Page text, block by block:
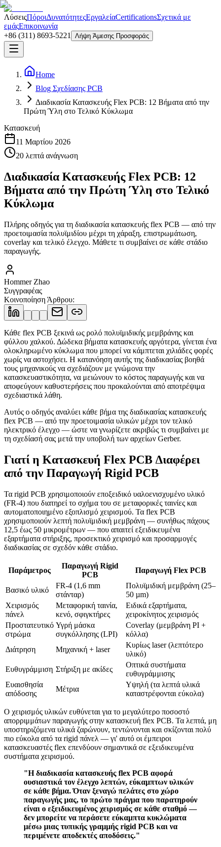
ΛύσειςΠόροιΔυνατότητεςΕργαλείαCertificationsΣχετικά με
εμάςΕπικοινωνία
+86 (311) 8693-5221
Λήψη Άμεσης Προσφοράς
Home
Blog Σχεδίασης PCB
Διαδικασία Κατασκευής Flex PCB: 12 Βήματα από την
Πρώτη Ύλη στο Τελικό Κύκλωμα
Κατασκευή
11 Μαρτίου 2026
20 λεπτά ανάγνωση
Διαδικασία Κατασκευής Flex PCB: 12
Βήματα από την Πρώτη Ύλη στο Τελικό
Κύκλωμα
Πλήρης οδηγός για τη διαδικασία κατασκευής flex PCB — από την
προετοιμασία πολυϊμιδίου μέχρι τη χάραξη, επιστρωμάτωση,
coverlay και τελικό έλεγχο. Μάθετε τι συμβαίνει σε κάθε στάδιο
παραγωγής.
Hommer Zhao
Συγγραφέας
Κοινοποίηση Άρθρου:
Κάθε flex PCB ξεκινά ως ρολό πολυϊμιδικής μεμβράνης και
φύλλου χαλκού. Δώδεκα βήματα κατασκευής αργότερα, γίνεται ένα
ολοκληρωμένο κύκλωμα που μπορεί να κάμπτεται χιλιάδες φορές
χωρίς να αστοχήσει. Η κατανόηση αυτής της διαδικασίας βοηθά
τους μηχανικούς να σχεδιάζουν με γνώμονα την
κατασκευαστικότητα, να μειώνουν το κόστος παραγωγής και να
αποφεύγουν καθυστερήσεις που προκαλούνται από αποτρέψιμα
σχεδιαστικά λάθη.
Αυτός ο οδηγός αναλύει κάθε βήμα της διαδικασίας κατασκευής
flex PCB — από την προετοιμασία υλικών μέχρι τον τελικό
ηλεκτρικό έλεγχο — ώστε να γνωρίζετε ακριβώς τι συμβαίνει με
τη σχεδίασή σας μετά την υποβολή των αρχείων Gerber.
Γιατί η Κατασκευή Flex PCB Διαφέρει
από την Παραγωγή Rigid PCB
Τα rigid PCB χρησιμοποιούν εποξειδικό υαλοενισχυμένο υλικό
(FR-4) που διατηρεί το σχήμα του σε μεταφορικές ταινίες και
αυτοματοποιημένο εξοπλισμό χειρισμού. Τα flex PCB
χρησιμοποιούν λεπτή πολυϊμιδική μεμβράνη — συνήθως πάχους
12,5 έως 50 μικρομέτρων — που απαιτεί εξειδικευμένα
εξαρτήματα στήριξης, προσεκτικό χειρισμό και προσαρμογές
διαδικασίας σε σχεδόν κάθε στάδιο.
Παράμετρος
Παραγωγή Rigid
PCB
Παραγωγή Flex PCB
Βασικό υλικό
FR-4 (1,6 mm
στάνταρ)
Πολυϊμιδική μεμβράνη (25–
50 µm)
Χειρισμός
πάνελ
Μεταφορική ταινία,
κενό, σφιγκτήρες
Ειδικά εξαρτήματα,
χειροκίνητος χειρισμός
Προστατευτικό
στρώμα
Υγρή μάσκα
συγκόλλησης (LPI)
Coverlay (μεμβράνη PI +
κόλλα)
Διάτρηση
Μηχανική + laser
Κυρίως laser (λεπτότερο
υλικό)
Ευθυγράμμιση Στήριξη με ακίδες
Οπτικά συστήματα
ευθυγράμμισης
Ευαισθησία
απόδοσης
Μέτρια
Υψηλή (τα λεπτά υλικά
καταστρέφονται εύκολα)
Ο χειρισμός υλικών ευθύνεται για το μεγαλύτερο ποσοστό
απορριμμάτων παραγωγής στην κατασκευή flex PCB. Τα λεπτά, μη
υποστηριζόμενα υλικά ζαρώνουν, τεντώνονται και σκίζονται πολύ
πιο εύκολα από τα rigid πάνελ — γι' αυτό οι έμπειροι
κατασκευαστές flex επενδύουν σημαντικά σε εξειδικευμένα
συστήματα χειρισμού.
"Η διαδικασία κατασκευής flex PCB αφορά
ουσιαστικά τον έλεγχο λεπτών, εύκαμπτων υλικών
σε κάθε βήμα. Όταν ξεναγώ πελάτες στο χώρο
παραγωγής μας, το πρώτο πράγμα που παρατηρούν
είναι ο εξειδικευμένος χειρισμός σε κάθε σταθμό —
δεν μπορείτε να περάσετε εύκαμπτα κυκλώματα
μέσω μιας τυπικής γραμμής rigid PCB και να
περιμένετε αποδεκτές αποδόσεις."